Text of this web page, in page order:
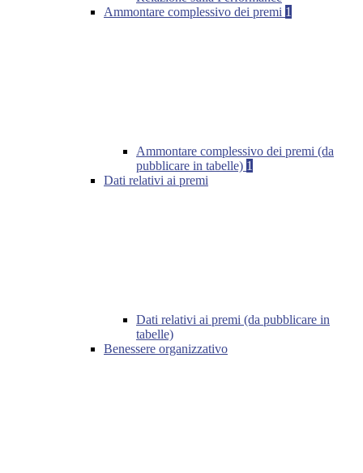
Ammontare complessivo dei premi 1
Ammontare complessivo dei premi (da
pubblicare in tabelle) 1
Dati relativi ai premi
Dati relativi ai premi (da pubblicare in
tabelle)
Benessere organizzativo